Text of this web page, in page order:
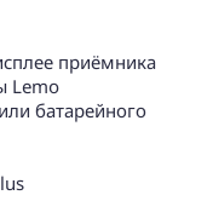
приёмника
Lemo
батарейного